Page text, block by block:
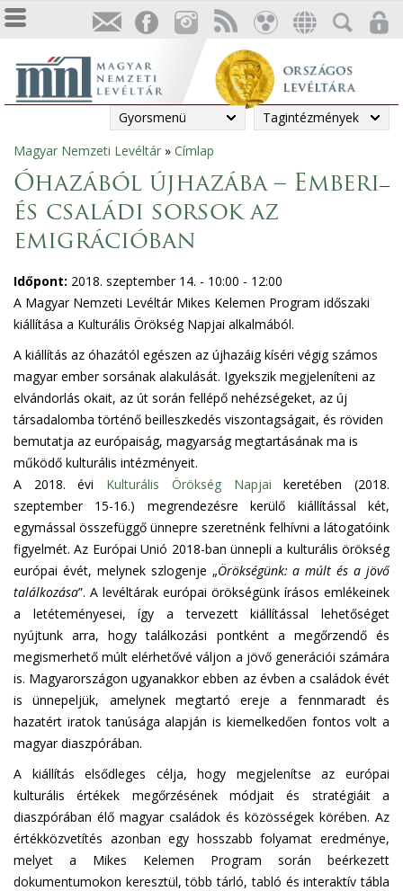
Gyorsmenü Tagintézmények
Jelenlegi
hely
Magyar Nemzeti Levéltár » Címlap
Óhazából újhazába – Emberi
és családi sorsok az
emigrációban
Időpont: 2018. szeptember 14. - 10:00 - 12:00
A Magyar Nemzeti Levéltár Mikes Kelemen Program időszaki
kiállítása a Kulturális Örökség Napjai alkalmából.
A kiállítás az óhazától egészen az újhazáig kíséri végig számos
magyar ember sorsának alakulását. Igyekszik megjeleníteni az
elvándorlás okait, az út során fellépő nehézségeket, az új
társadalomba történő beilleszkedés viszontagságait, és röviden
bemutatja az európaiság, magyarság megtartásának ma is
működő kulturális intézményeit.
A 2018. évi Kulturális Örökség Napjai keretében (2018.
szeptember 15-16.) megrendezésre kerülő kiállítással két,
egymással összefüggő ünnepre szeretnénk felhívni a látogatóink
figyelmét. Az Európai Unió 2018-ban ünnepli a kulturális örökség
európai évét, melynek szlogenje „Örökségünk: a múlt és a jövő
találkozása”. A levéltárak európai örökségünk írásos emlékeinek
a letéteményesei, így a tervezett kiállítással lehetőséget
nyújtunk arra, hogy találkozási pontként a megőrzendő és
megismerhető múlt elérhetővé váljon a jövő generációi számára
is. Magyarországon ugyanakkor ebben az évben a családok évét
is ünnepeljük, amelynek megtartó ereje a fennmaradt és
hazatért iratok tanúsága alapján is kiemelkedően fontos volt a
magyar diaszpórában.
A kiállítás elsődleges célja, hogy megjelenítse az európai
kulturális értékek megőrzésének módjait és stratégiáit a
diaszpórában élő magyar családok és közösségek körében. Az
értékközvetítés azonban egy hosszabb folyamat eredménye,
melyet a Mikes Kelemen Program során beérkezett
dokumentumokon keresztül, több tárló, tabló és interaktív tábla